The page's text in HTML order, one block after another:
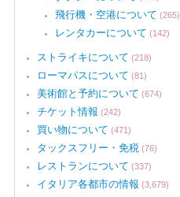
飛行機・空港について (265)
レンタカーについて (142)
ストライキについて (218)
ローマパスについて (81)
美術館と予約について (674)
チケット情報 (242)
買い物について (471)
タックスフリー・免税 (76)
レストランについて (337)
イタリア各都市の情報 (3,679)